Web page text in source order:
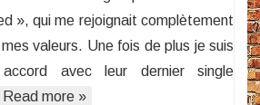
», qui me rejoignait complètement
valeurs. Une fois de plus je suis
avec leur dernier single
Read more »